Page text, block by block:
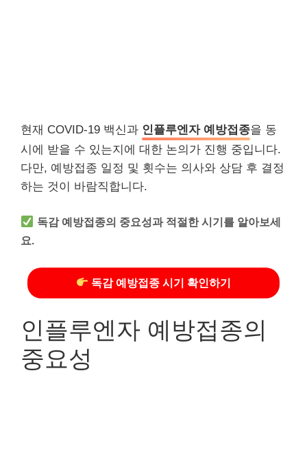
현재 COVID-19 백신과 인플루엔자 예방접종을 동
시에 받을 수 있는지에 대한 논의가 진행 중입니다.
다만, 예방접종 일정 및 횟수는 의사와 상담 후 결정
하는 것이 바람직합니다.
독감 예방접종의 중요성과 적절한 시기를 알아보세
요.
독감 예방접종 시기 확인하기
인플루엔자 예방접종의
중요성